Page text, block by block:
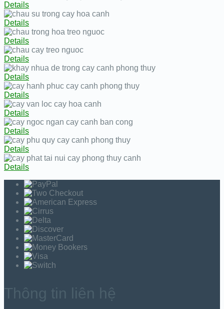
Details
Details
Details
Details
Details
Details
Details
Details
Details
Details
Thông tin liên hệ